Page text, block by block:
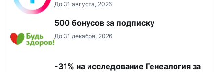
До 31 августа, 2026
500 бонусов за подписку
До 31 декабря, 2026
-31% на исследование Генеалогия за